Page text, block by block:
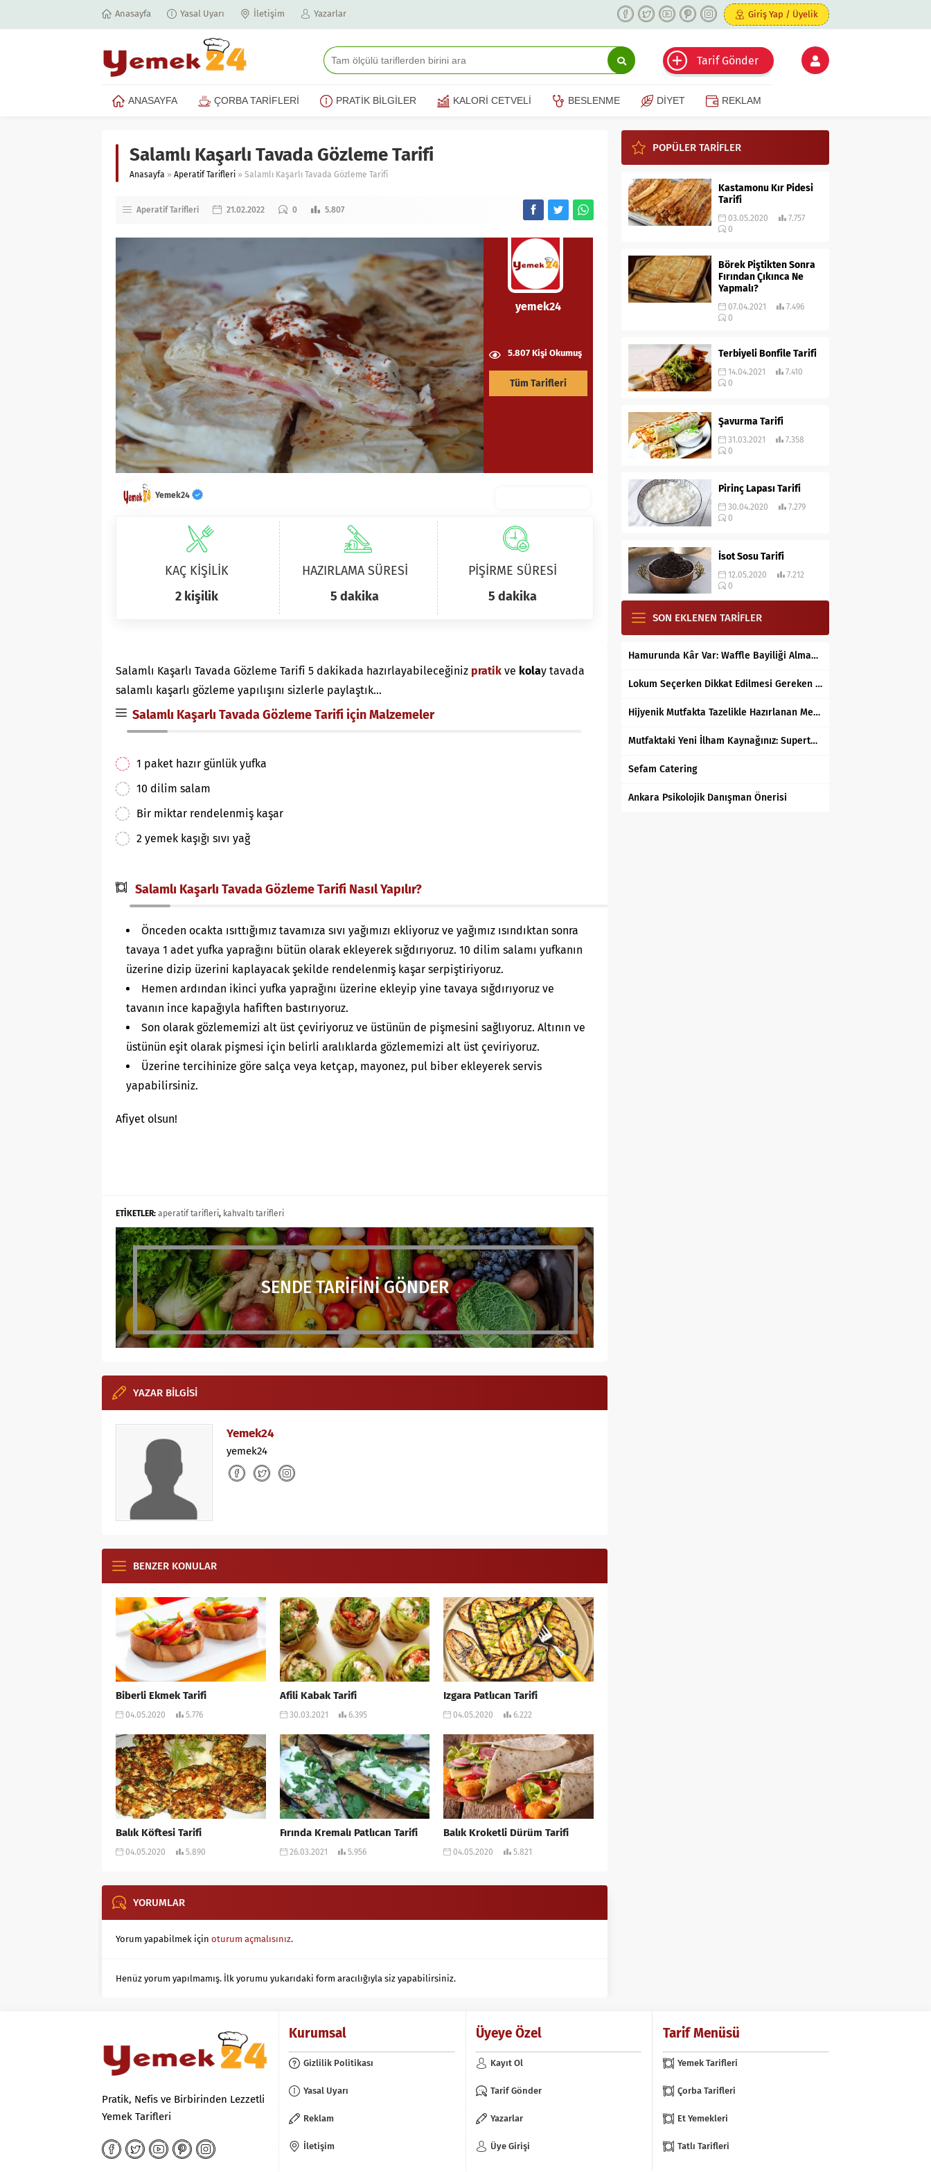
Anasayfa Yasal Uyarı İletişim Yazarlar Giriş Yap / Üyelik
Tarif Gönder
ANASAYFA ÇORBA TARİFLERİ PRATİK BİLGİLER KALORİ CETVELİ BESLENME DİYET REKLAM
Salamlı Kaşarlı Tavada Gözleme Tarifi
Anasayfa » Aperatif Tarifleri » Salamlı Kaşarlı Tavada Gözleme Tarifi
Aperatif Tarifleri 21.02.2022 0 5.807
yemek24
5.807 Kişi Okumuş
Tüm Tarifleri
Yemek24
KAÇ KİŞİLİK
2 kişilik
HAZIRLAMA SÜRESİ
5 dakika
PİŞİRME SÜRESİ
5 dakika
Salamlı Kaşarlı Tavada Gözleme Tarifi 5 dakikada hazırlayabileceğiniz pratik ve kolay tavada
salamlı kaşarlı gözleme yapılışını sizlerle paylaştık…
Salamlı Kaşarlı Tavada Gözleme Tarifi için Malzemeler
1 paket hazır günlük yufka
10 dilim salam
Bir miktar rendelenmiş kaşar
2 yemek kaşığı sıvı yağ
Salamlı Kaşarlı Tavada Gözleme Tarifi Nasıl Yapılır?
Önceden ocakta ısıttığımız tavamıza sıvı yağımızı ekliyoruz ve yağımız ısındıktan sonra
tavaya 1 adet yufka yaprağını bütün olarak ekleyerek sığdırıyoruz. 10 dilim salamı yufkanın
üzerine dizip üzerini kaplayacak şekilde rendelenmiş kaşar serpiştiriyoruz.
Hemen ardından ikinci yufka yaprağını üzerine ekleyip yine tavaya sığdırıyoruz ve
tavanın ince kapağıyla hafiften bastırıyoruz.
Son olarak gözlememizi alt üst çeviriyoruz ve üstünün de pişmesini sağlıyoruz. Altının ve
üstünün eşit olarak pişmesi için belirli aralıklarda gözlememizi alt üst çeviriyoruz.
Üzerine tercihinize göre salça veya ketçap, mayonez, pul biber ekleyerek servis
yapabilirsiniz.
Afiyet olsun!
ETİKETLER: aperatif tarifleri, kahvaltı tarifleri
SENDE TARİFİNİ GÖNDER
YAZAR BİLGİSİ
Yemek24
yemek24
BENZER KONULAR
Biberli Ekmek Tarifi
04.05.2020 5.776
Afili Kabak Tarifi
30.03.2021 6.395
Izgara Patlıcan Tarifi
04.05.2020 6.222
Balık Köftesi Tarifi
04.05.2020 5.890
Fırında Kremalı Patlıcan Tarifi
26.03.2021 5.956
Balık Kroketli Dürüm Tarifi
04.05.2020 5.821
YORUMLAR
Yorum yapabilmek için oturum açmalısınız.
Henüz yorum yapılmamış. İlk yorumu yukarıdaki form aracılığıyla siz yapabilirsiniz.
POPÜLER TARİFLER
Kastamonu Kır Pidesi
Tarifi
03.05.2020
7.757
0
Börek Piştikten Sonra
Fırından Çıkınca Ne
Yapmalı?
07.04.2021
7.496
0
Terbiyeli Bonfile Tarifi
14.04.2021
7.410
0
Şavurma Tarifi
31.03.2021
7.358
0
Pirinç Lapası Tarifi
30.04.2020
7.279
0
İsot Sosu Tarifi
12.05.2020
7.212
0
SON EKLENEN TARİFLER
Hamurunda Kâr Var: Waffle Bayiliği Almak Mantıklı mı?
Lokum Seçerken Dikkat Edilmesi Gereken 7 Temel Kriter
Hijyenik Mutfakta Tazelikle Hazırlanan Mersin Tantunisi
Mutfaktaki Yeni İlham Kaynağınız: Supertarifler.com ile Tanışın
Sefam Catering
Ankara Psikolojik Danışman Önerisi
Pratik, Nefis ve Birbirinden Lezzetli
Yemek Tarifleri
Kurumsal
Gizlilik Politikası
Yasal Uyarı
Reklam
İletişim
Üyeye Özel
Kayıt Ol
Tarif Gönder
Yazarlar
Üye Girişi
Tarif Menüsü
Yemek Tarifleri
Çorba Tarifleri
Et Yemekleri
Tatlı Tarifleri